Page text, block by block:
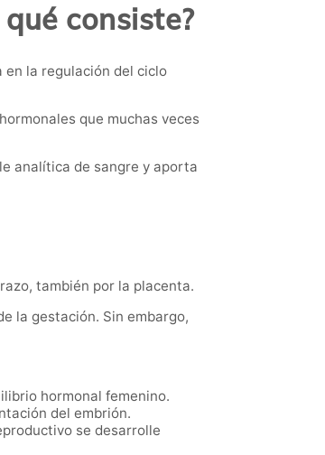
consiste?
la regulación del ciclo
que muchas veces
analítica de sangre y aporta
también por la placenta.
la gestación. Sin embargo,
hormonal femenino.
del embrión.
se desarrolle